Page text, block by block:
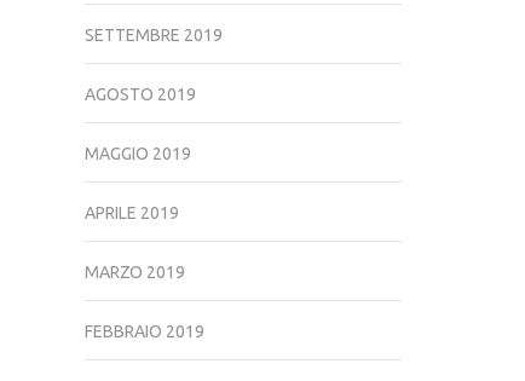
SETTEMBRE 2019
AGOSTO 2019
MAGGIO 2019
APRILE 2019
MARZO 2019
FEBBRAIO 2019